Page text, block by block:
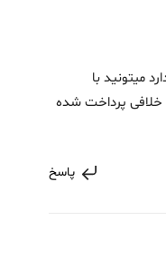
میتونید با
خلافی پرداخت شده
پاسخ